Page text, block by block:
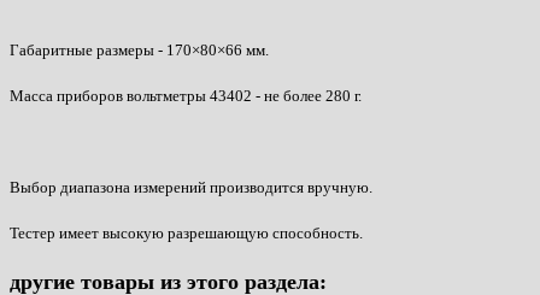
Габаритные размеры - 170×80×66 мм.
Масса приборов вольтметры 43402 - не более 280 г.
Выбор диапазона измерений производится вручную.
Тестер имеет высокую разрешающую способность.
другие товары из этого раздела: